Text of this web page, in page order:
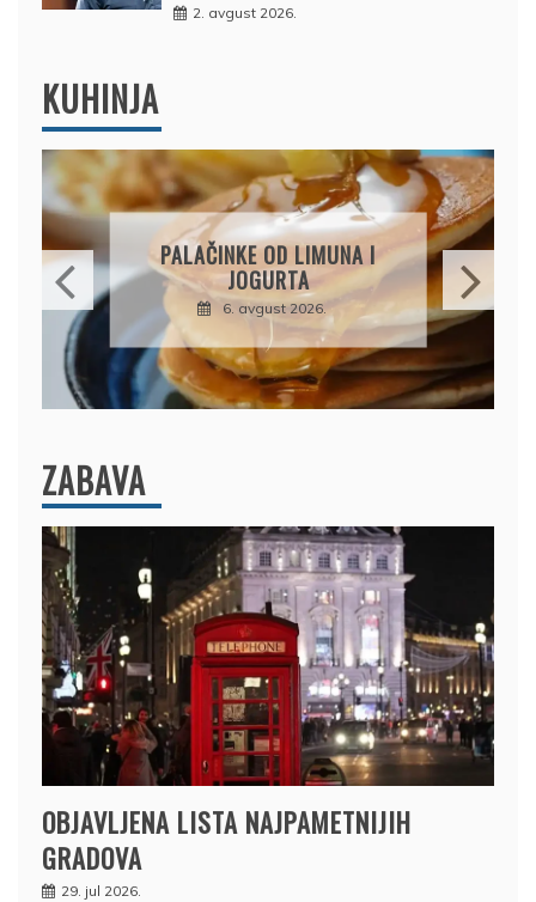
2. avgust 2026.
KUHINJA
BRZI KOLAČ BEZ PEČENJA:
PIŠKOTE, MALINE I
ČOKOLADA U SAVRŠENOJ
KOMBINACIJI
ZABAVA
OBJAVLJENA LISTA NAJPAMETNIJIH
GRADOVA
29. jul 2026.